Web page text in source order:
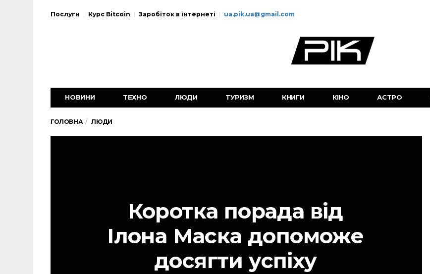
Послуги Курс Bitcoin Заробіток в інтернеті ua.pik.ua@gmail.com
НОВИНИ ТЕХНО ЛЮДИ ТУРИЗМ КНИГИ КІНО АСТРО
ГОЛОВНА ЛЮДИ
Коротка порада від
Ілона Маска допоможе
досягти успіху